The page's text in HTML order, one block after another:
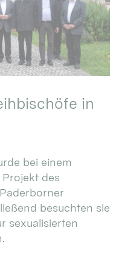
in
bei einem
des
besuchten sie
sexualisierten